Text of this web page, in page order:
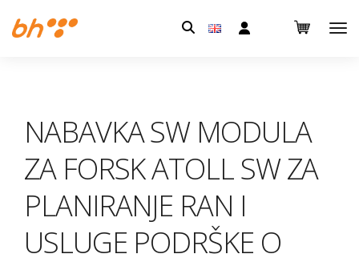
Pretraga:
NABAVKA SW MODULA
ZA FORSK ATOLL SW ZA
PLANIRANJE RAN I
USLUGE PODRŠKE O